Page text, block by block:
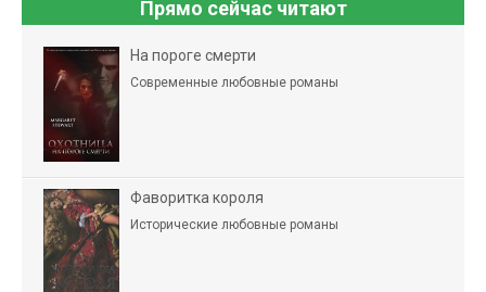
Прямо сейчас читают
На пороге смерти
Современные любовные романы
Фаворитка короля
Исторические любовные романы